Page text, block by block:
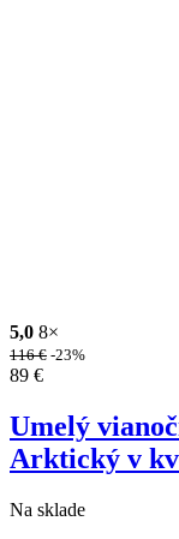
5,0 8×
116€ -23%
89 €
Umelý
Arktický v
Na sklade